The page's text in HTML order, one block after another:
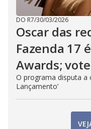
DO R7/30/03/2026
Oscar das
Fazenda 17
Awards;
O programa disputa a
Lançamento’